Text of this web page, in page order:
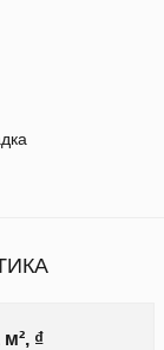
₫